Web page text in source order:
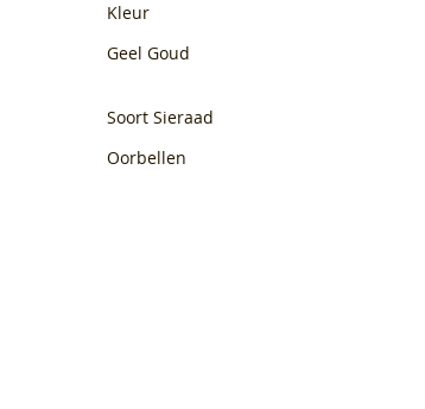
Kleur
Geel Goud
Soort Sieraad
Oorbellen